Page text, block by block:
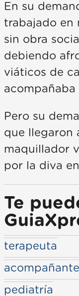
En su
trabajado en
sin obra
debiendo
viáticos de
acompañaba
Pero su
que llegaron
maquillador
por la diva
Te
terapeuta
pediatría